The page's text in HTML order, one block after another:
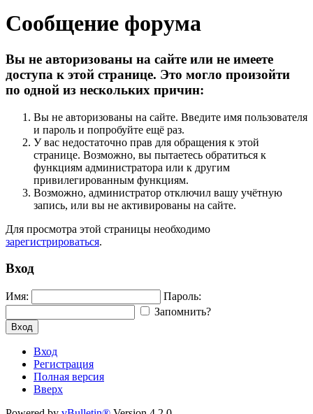
Сообщение форума
Вы не авторизованы на сайте или не имеете
доступа к этой странице. Это могло произойти
по одной из нескольких причин:
Вы не авторизованы на сайте. Введите имя пользователя
и пароль и попробуйте ещё раз.
У вас недостаточно прав для обращения к этой
странице. Возможно, вы пытаетесь обратиться к
функциям администратора или к другим
привилегированным функциям.
Возможно, администратор отключил вашу учётную
запись, или вы не активированы на сайте.
Для просмотра этой страницы необходимо
зарегистрироваться.
Вход
Имя:
Пароль:
Запомнить?
Вход
Вход
Регистрация
Полная версия
Вверх